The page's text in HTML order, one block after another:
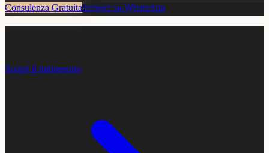
Consulenza GratuitaScrivici su WhatsApp
Scopri il trattamento